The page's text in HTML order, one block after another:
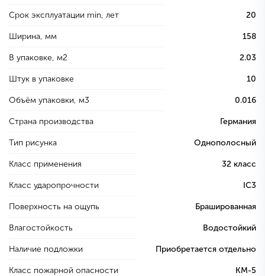
Срок эксплуатации min, лет 20
Ширина, мм 158
В упаковке, м2 2.03
Штук в упаковке 10
Объём упаковки, м3 0.016
Страна производства Германия
Тип рисунка Однополосный
Класс применения 32 класс
Класс ударопрочности IC3
Поверхность на ощупь Брашированная
Влагостойкость Водостойкий
Наличие подложки Приобретается отдельно
Класс пожарной опасности КМ-5